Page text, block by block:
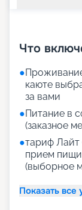
Что
●
каюте
за вами
●Питание в
(заказное
●тариф Лайт
прием
(выборное
Показать все